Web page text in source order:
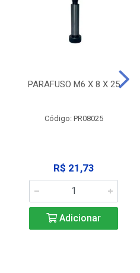
PARAFUSO M6 X 8 X 25
Código: PR08025
R$ 21,73
Adicionar